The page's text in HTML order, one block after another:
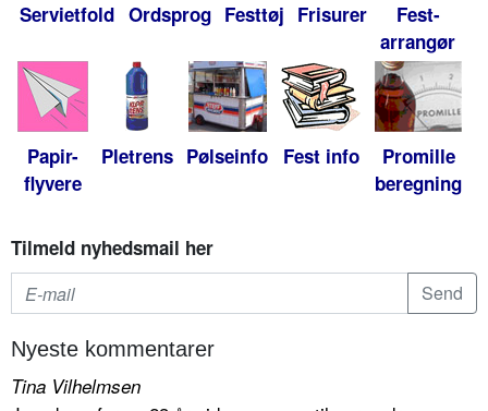
Servietfold Ordsprog Festtøj Frisurer
Fest-
arrangør
Papir-
flyvere
Pletrens Pølseinfo Fest info
Promille
beregning
Tilmeld nyhedsmail her
Nyeste kommentarer
Tina Vilhelmsen